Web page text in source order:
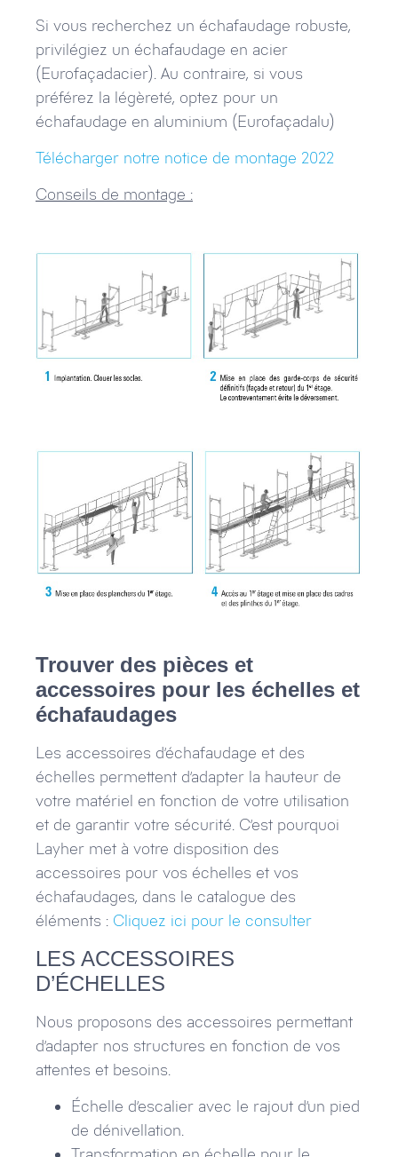
Si vous recherchez un échafaudage robuste,
privilégiez un échafaudage en acier
(Eurofaçadacier). Au contraire, si vous
préférez la légèreté, optez pour un
échafaudage en aluminium (Eurofaçadalu)
Télécharger notre notice de montage 2022
Conseils de montage :
Trouver des pièces et
accessoires pour les échelles et
échafaudages
Les accessoires d’échafaudage et des
échelles permettent d’adapter la hauteur de
votre matériel en fonction de votre utilisation
et de garantir votre sécurité. C’est pourquoi
Layher met à votre disposition des
accessoires pour vos échelles et vos
échafaudages, dans le catalogue des
éléments : Cliquez ici pour le consulter
LES ACCESSOIRES
D’ÉCHELLES
Nous proposons des accessoires permettant
d’adapter nos structures en fonction de vos
attentes et besoins.
Échelle d’escalier avec le rajout d’un pied
de dénivellation.